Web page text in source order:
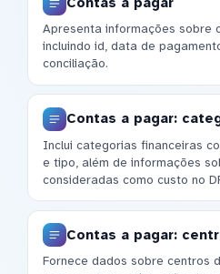
Apresenta informações sobre
incluindo id, data de
conciliação.
Contas a pagar:
Inclui categorias financeiras
e tipo, além de informações
consideradas como custo no
Contas a pagar:
Fornece dados sobre centros